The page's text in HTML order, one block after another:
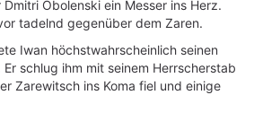
Obolenski ein Messer ins Herz.
tadelnd gegenüber dem Zaren.
Iwan höchstwahrscheinlich seinen
schlug ihm mit seinem Herrscherstab
Zarewitsch ins Koma fiel und einige